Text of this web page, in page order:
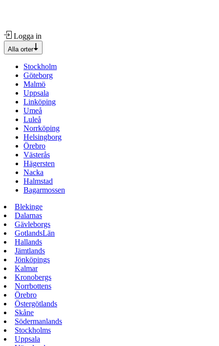
Logga in
Alla orter
Stockholm
Göteborg
Malmö
Uppsala
Linköping
Umeå
Luleå
Norrköping
Helsingborg
Örebro
Västerås
Hägersten
Nacka
Halmstad
Bagarmossen
Blekinge
Dalarnas
Gävleborgs
GotlandsLän
Hallands
Jämtlands
Jönköpings
Kalmar
Kronobergs
Norrbottens
Örebro
Östergötlands
Skåne
Södermanlands
Stockholms
Uppsala